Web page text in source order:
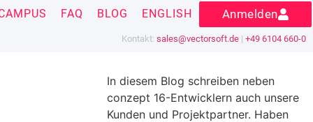
Kontakt: sales@vectorsoft.de | +49 6104 660-0
FAQ BLOG ENGLISH Anmelden
In diesem Blog schreiben neben
conzept 16-Entwicklern auch unsere
Kunden und Projektpartner. Haben